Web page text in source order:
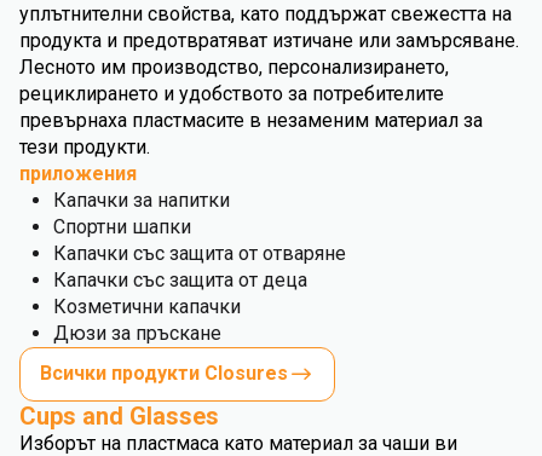
уплътнителни свойства, като поддържат свежестта на
продукта и предотвратяват изтичане или замърсяване.
Лесното им производство, персонализирането,
рециклирането и удобството за потребителите
превърнаха пластмасите в незаменим материал за
тези продукти.
приложения
Капачки за напитки
Спортни шапки
Капачки със защита от отваряне
Капачки със защита от деца
Козметични капачки
Дюзи за пръскане
Всички продукти Closures
Cups and Glasses
Изборът на пластмаса като материал за чаши ви